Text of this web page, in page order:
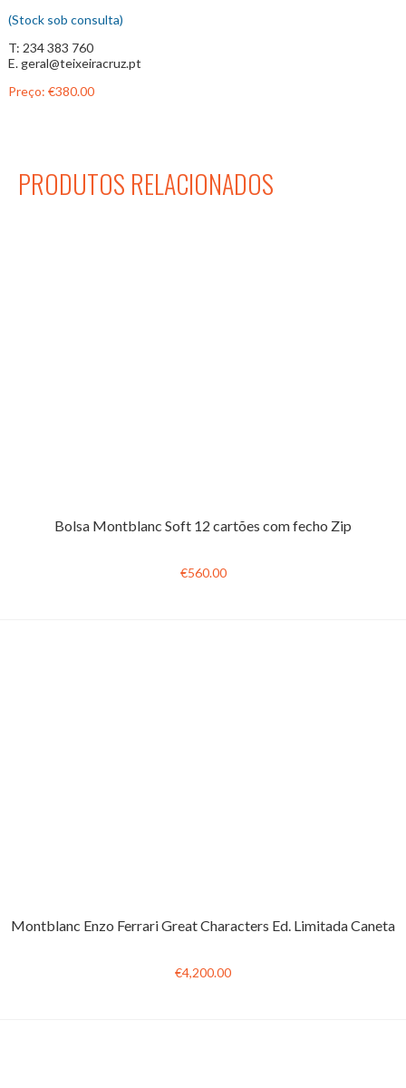
(Stock sob consulta)
T: 234 383 760
E. geral@teixeiracruz.pt
Preço: €380.00
PRODUTOS RELACIONADOS
Bolsa Montblanc Soft 12 cartões com fecho Zip
€560.00
Montblanc Enzo Ferrari Great Characters Ed. Limitada Caneta
€4,200.00